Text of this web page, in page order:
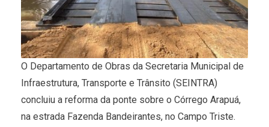
O Departamento de Obras da Secretaria Municipal de
Infraestrutura, Transporte e Trânsito (SEINTRA)
concluiu a reforma da ponte sobre o Córrego Arapuá,
na estrada Fazenda Bandeirantes, no Campo Triste.